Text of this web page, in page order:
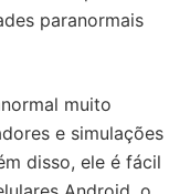
paranormais
muito
e simulações
disso, ele é fácil